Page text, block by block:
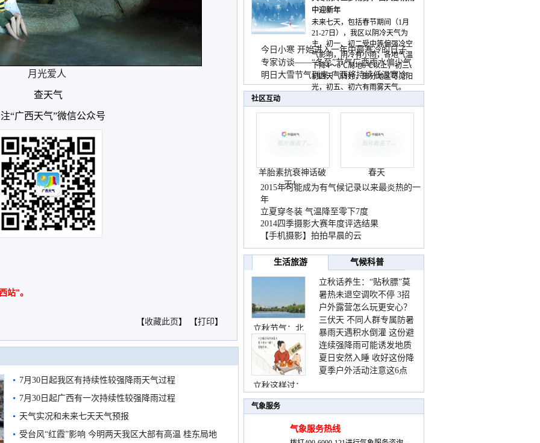
月光爱人
查天气
“广西天气”微信公众号
站”。
【收藏此页 】 【打印】
7月30日起我区有持续性较强降雨天气过程
7月30日起广西有一次持续性较强降雨过程
天气实况和未来七天天气预报
受台风“红霞”影响 今明两天我区大部有高温 桂东局地
中迎新年
未来七天，包括春节期间（1月
21-27日），我区以阴冷天气为
主，初一、初二受中等偏强冷空
气影响，阴冷有小雨，各地气温
下降4～6℃局地8℃以上，初三、
初四天气转好，部分地区可见阳
光，初五、初六有雨雾天气。
今日小寒 开始进入一年中最寒冷的日子
专家访谈——“冬至”节气广西雨水偏少气
温低
明日大雪节气到来 广西将持续低温寒冷
天气
社区互动
羊胎素抗衰神话破
灭！
春天
2015年可能成为有气候记录以来最炎热的一
年
立夏穿冬装 气温降至零下7度
2014四季摄影大赛年度评选结果
【手机摄影】拍拍早晨的云
生活旅游 气候科普
立秋节气：北
立秋这样过：
立秋话养生：“贴秋膘”莫
着急 先清暑再防燥
暑热未退空调吹不停 3招
护住肩颈不酸痛
户外露营怎么玩更安心？
这份攻略请收好
三伏天 不同人群专属防暑
要点请收好
暴雨天遇积水倒灌 这份避
险提示请收好
连续强降雨可能诱发地质
灾害 这些前兆要知道
夏日安然入睡 收好这份降
温小贴士
夏季户外活动注意这6点
气象服务
气象服务热线